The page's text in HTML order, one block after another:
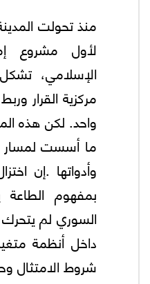
منذ تحولت
لأول مشروع
الإسلامي،
مركزية القرار
واحد. لكن هذه
ما أسست لمسار
وأدواتها .إن
بمفهوم
السوري لم يتحرك
داخل أنظمة
شروط الامتثال